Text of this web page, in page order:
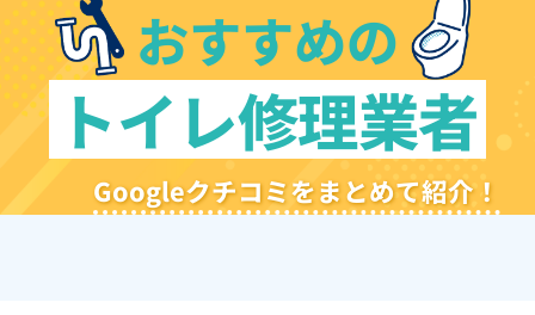
おすすめの
トイレ修理業者
Googleクチコミをまとめて紹介！